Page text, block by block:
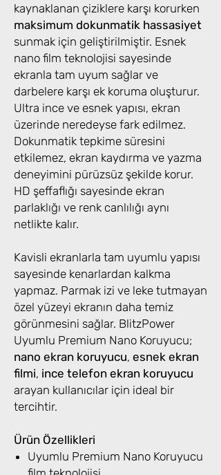
kaynaklanan çiziklere karşı korurken
maksimum dokunmatik hassasiyet
sunmak için geliştirilmiştir. Esnek
nano film teknolojisi sayesinde
ekranla tam uyum sağlar ve
darbelere karşı ek koruma oluşturur.
Ultra ince ve esnek yapısı, ekran
üzerinde neredeyse fark edilmez.
Dokunmatik tepkime süresini
etkilemez, ekran kaydırma ve yazma
deneyimini pürüzsüz şekilde korur.
HD şeffaflığı sayesinde ekran
parlaklığı ve renk canlılığı aynı
netlikte kalır.
Kavisli ekranlarla tam uyumlu yapısı
sayesinde kenarlardan kalkma
yapmaz. Parmak izi ve leke tutmayan
özel yüzeyi ekranın daha temiz
görünmesini sağlar. BlitzPower
Uyumlu Premium Nano Koruyucu;
nano ekran koruyucu, esnek ekran
filmi, ince telefon ekran koruyucu
arayan kullanıcılar için ideal bir
tercihtir.
Ürün Özellikleri
Uyumlu Premium Nano Koruyucu